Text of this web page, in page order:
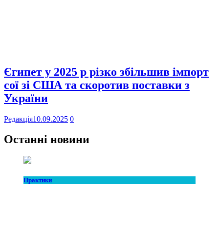
Єгипет у 2025 р різко збільшив імпорт
сої зі США та скоротив поставки з
України
Редакція10.09.2025 0
Останні новини
Практики